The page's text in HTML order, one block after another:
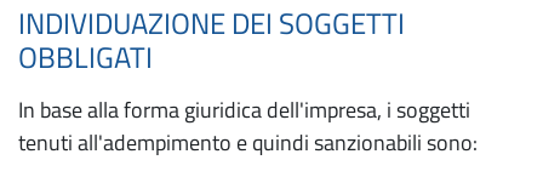
INDIVIDUAZIONE DEI SOGGETTI
OBBLIGATI
In base alla forma giuridica dell'impresa, i soggetti
tenuti all'adempimento e quindi sanzionabili sono: